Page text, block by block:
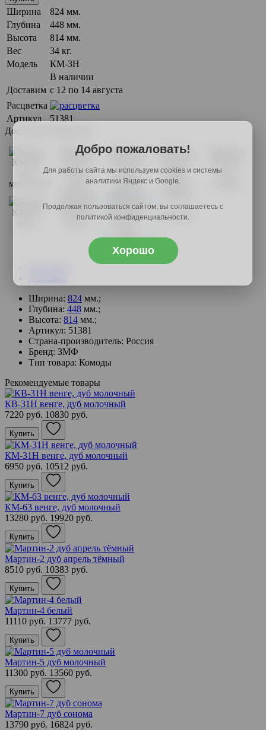
Ширина
824 мм.
Глубина
448 мм.
Высота
814 мм.
Вес
34 кг.
Модель
КМ-3Н
В наличии
Доставим с 12 по 14 августа
Расцветка
Артикул
51381
Доступные варианты
Ширина: 824 мм.;
Глубина: 448 мм.;
Высота: 814 мм.;
Артикул: 51381
Страна-производитель: Россия
Бренд: ЗМФ
Тип товара: Комоды
Рекомендуемые товары
КВ-31Н венге, дуб молочный
7220 руб. 10830 руб.
Купить
КМ-31Н венге, дуб молочный
6950 руб. 10512 руб.
Купить
КМ-63 венге, дуб молочный
13280 руб. 19920 руб.
Купить
Мартин-2 дуб апрель тёмный
8510 руб. 10383 руб.
Купить
Мартин-4 белый
11110 руб. 13777 руб.
Купить
Мартин-5 дуб молочный
11300 руб. 13560 руб.
Купить
Мартин-7 дуб сонома
13790 руб. 16824 руб.
Добро пожаловать!
Для работы сайта мы используем cookies и системы
аналитики Яндекс и Google.
Продолжая пользоваться сайтом, вы соглашаетесь с
политикой конфиденциальности.
Хорошо